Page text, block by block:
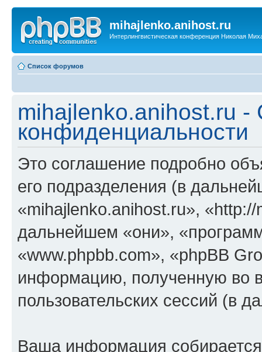
mihajlenko.anihost.ru
Интерлингвистическая конференция Николая
Список форумов
mihajlenko.anihost.ru -
конфиденциальности
Это соглашение подробно
его подразделения (в
«mihajlenko.anihost.ru»,
дальнейшем «они»,
«www.phpbb.com», «phpBB
информацию, полученную во
пользовательских сессий (в
Ваша информация